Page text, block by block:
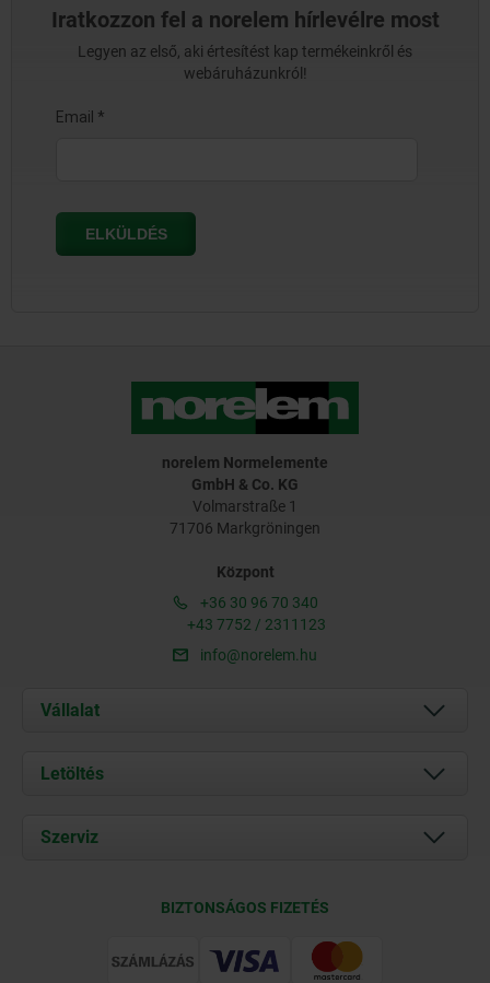
Iratkozzon fel a norelem hírlevélre most
Legyen az első, aki értesítést kap termékeinkről és
webáruházunkról!
norelem Normelemente
GmbH & Co. KG
Volmarstraße 1
71706 Markgröningen
Központ
+36 30 96 70 340
+43 7752 / 2311123
info@norelem.hu
Vállalat
Rólunk
Kapcsolat
Letöltés
Documents
Szerviz
BIZTONSÁGOS FIZETÉS